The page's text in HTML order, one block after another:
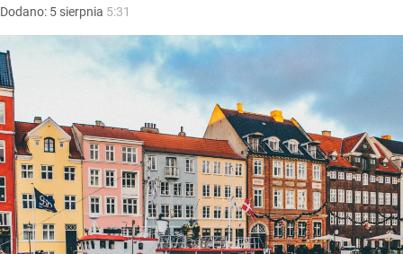
Dodano: 5 sierpnia 5:31